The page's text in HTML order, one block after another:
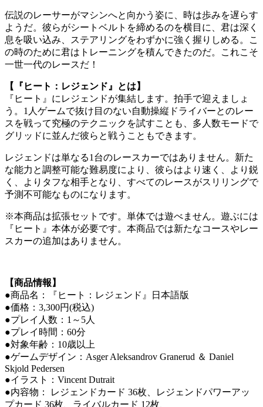
伝説のレーサーがマシンへと向かう姿に、時は歩みを遅らす
ようだ。彼らがシートベルトを締めるのを横目に、君は深く
息を吸い込み、ステアリングをわずかに強く握りしめる。こ
の時のために君はトレーニングを積んできたのだ。これこそ
一世一代のレースだ！
【『ヒート：レジェンド』とは】
『ヒート』にレジェンドが集結します。拍手で迎えましょ
う。1人ゲームで抜け目のない自動操縦ドライバーとのレー
スを戦って究極のテクニックを試すことも、多人数モードで
グリッドに並んだ彼らと戦うこともできます。
レジェンドは単なる1台のレースカーではありません。新た
な能力と調整可能な難易度により、彼らはより速く、より鋭
く、よりタフな相手となり、すべてのレースがスリリングで
予測不可能なものになります。
※本商品は拡張セットです。単体では遊べません。遊ぶには
『ヒート』本体が必要です。本商品では新たなコースやレー
スカーの追加はありません。
【商品情報】
●商品名：『ヒート：レジェンド』日本語版
●価格：3,300円(税込)
●プレイ人数：1～5人
●プレイ時間：60分
●対象年齢：10歳以上
●ゲームデザイン：Asger Aleksandrov Granerud ＆ Daniel
Skjold Pedersen
●イラスト：Vincent Dutrait
●内容物： レジェンドカード 36枚、レジェンドパワーアッ
プカード 36枚、ライバルカード 12枚、